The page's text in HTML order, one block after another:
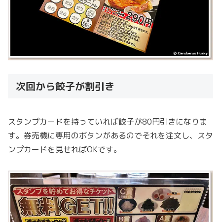
次回から餃子が割引き
スタンプカードを持っていれば餃子が80円引きになりま
す。券売機に専用のボタンがあるのでそれを注文し、スタ
ンプカードを見せればOKです。